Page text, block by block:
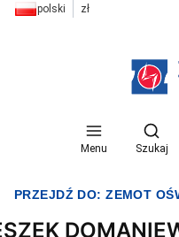
polski zł
Menu Szukaj
PRZEJDŹ DO:ZEMOT OŚWIETLENIE I